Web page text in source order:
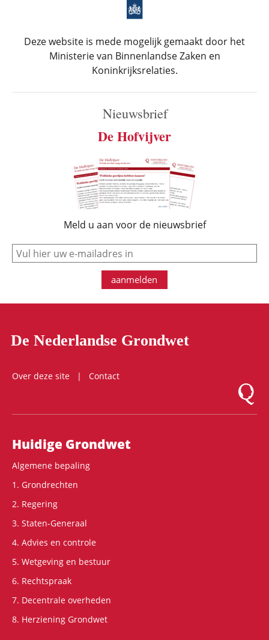
Deze website is mede mogelijk gemaakt door het
Ministerie van Binnenlandse Zaken en
Koninkrijksrelaties.
Nieuwsbrief
De Hofvijver
Meld u aan voor de nieuwsbrief
e-mail
aanmelden
De Nederlandse Grondwet
Over deze site
Contact
Logo
Hoofdnavigatie
Huidige Grondwet
Algemene bepaling
1. Grondrechten
2. Regering
3. Staten-Generaal
4. Advies en controle
5. Wetgeving en bestuur
6. Rechtspraak
7. Decentrale overheden
8. Herziening Grondwet